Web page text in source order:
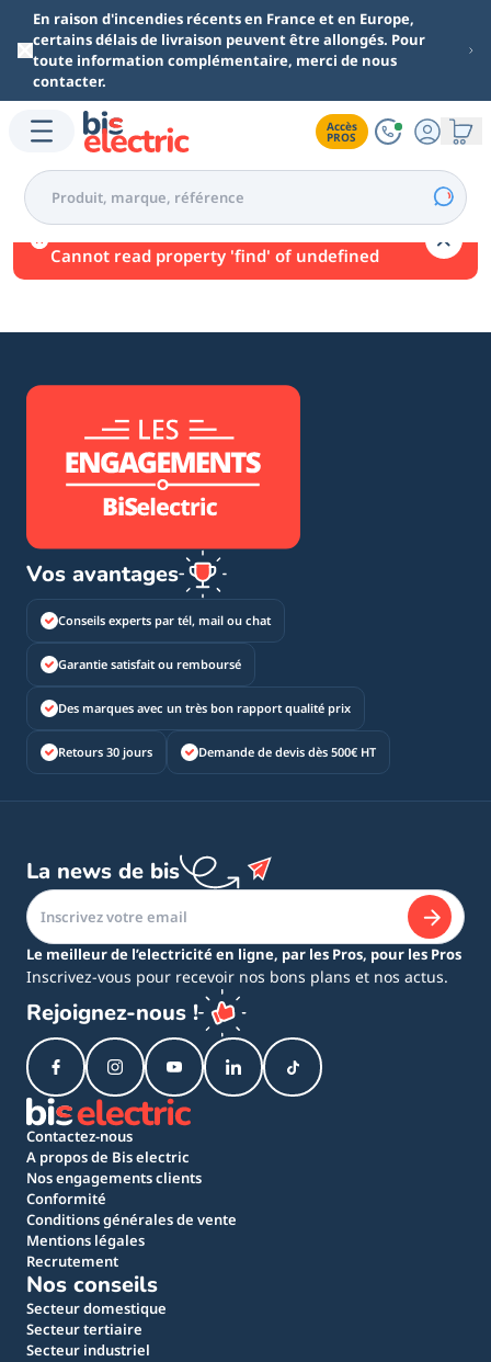
Aller au contenu principal
En raison d'incendies récents en France et en Europe,
certains délais de livraison peuvent être allongés. Pour
toute information complémentaire, merci de nous
contacter.
Accès
PROS
Une erreur est survenue.
Cannot read property 'find' of undefined
Vos avantages
Conseils experts par tél, mail ou chat
Garantie satisfait ou remboursé
Des marques avec un très bon rapport qualité prix
Retours 30 jours Demande de devis dès 500€ HT
La news de bis
Le meilleur de l’electricité en ligne, par les Pros, pour les Pros
Inscrivez-vous pour recevoir nos bons plans et nos actus.
Rejoignez-nous !
Contactez-nous
A propos de Bis electric
Nos engagements clients
Conformité
Conditions générales de vente
Mentions légales
Recrutement
Nos conseils
Secteur domestique
Secteur tertiaire
Secteur industriel